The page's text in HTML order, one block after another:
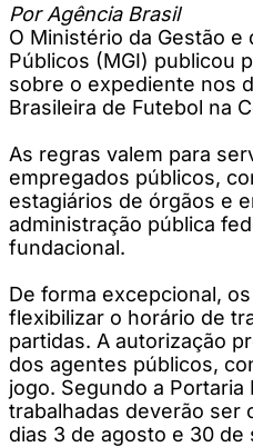
Por Agência Brasil
O Ministério da Gestão
Públicos (MGI) publicou
sobre o expediente nos
Brasileira de Futebol na
As regras valem para
empregados públicos,
estagiários de órgãos e
administração pública
fundacional.
De forma excepcional,
flexibilizar o horário de
partidas. A autorização
dos agentes públicos,
jogo. Segundo a Portaria
trabalhadas deverão ser
dias 3 de agosto e 30 de